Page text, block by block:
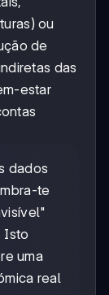
ou
de
das
estar
dados
te
Isto
uma
real